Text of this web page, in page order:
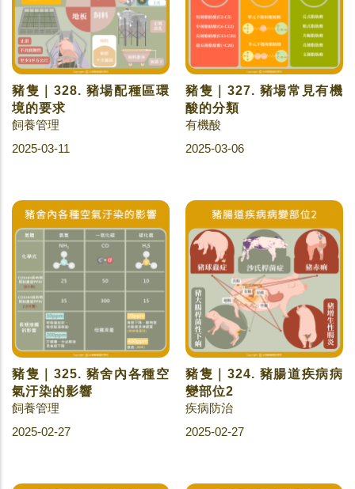
豬隻｜328. 豬場配種區環
境的要求
飼養管理
2025-03-11
豬隻｜327. 豬場常見有機
酸的分類
有機酸
2025-03-06
豬隻｜325. 豬舍內各種空
氣汙染的影響
飼養管理
2025-02-27
豬隻｜324. 豬腸道疾病病
變部位2
疾病防治
2025-02-27